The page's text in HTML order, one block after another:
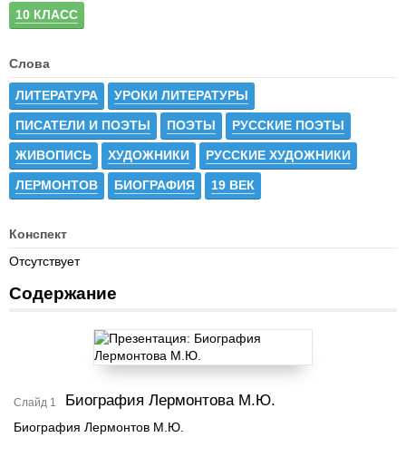
10 КЛАСС
Слова
ЛИТЕРАТУРА УРОКИ ЛИТЕРАТУРЫ
ПИСАТЕЛИ И ПОЭТЫ ПОЭТЫ РУССКИЕ ПОЭТЫ
ЖИВОПИСЬ ХУДОЖНИКИ РУССКИЕ ХУДОЖНИКИ
ЛЕРМОНТОВ БИОГРАФИЯ 19 ВЕК
Конспект
Отсутствует
Содержание
Слайд 1 Биография Лермонтова М.Ю.
Биография Лермонтов М.Ю.